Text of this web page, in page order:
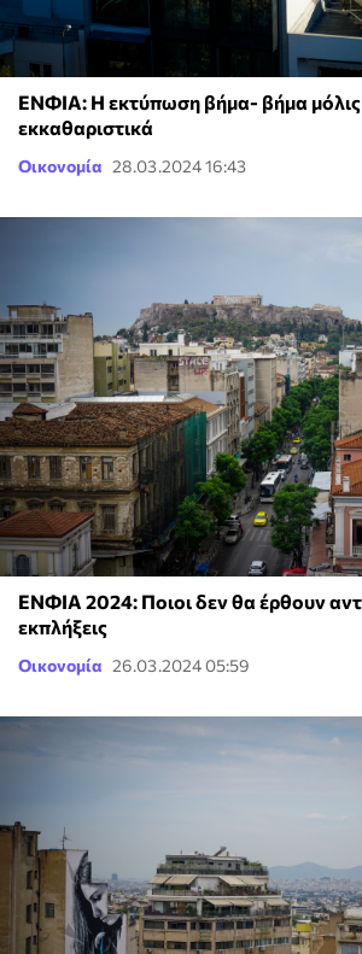
ΕΝΦΙΑ: Η εκτύπωση βήμα- βήμα
εκκαθαριστικά
Οικονομία 28.03.2024 16:43
ΕΝΦΙΑ 2024: Ποιοι δεν θα έρθουν
εκπλήξεις
Οικονομία 26.03.2024 05:59